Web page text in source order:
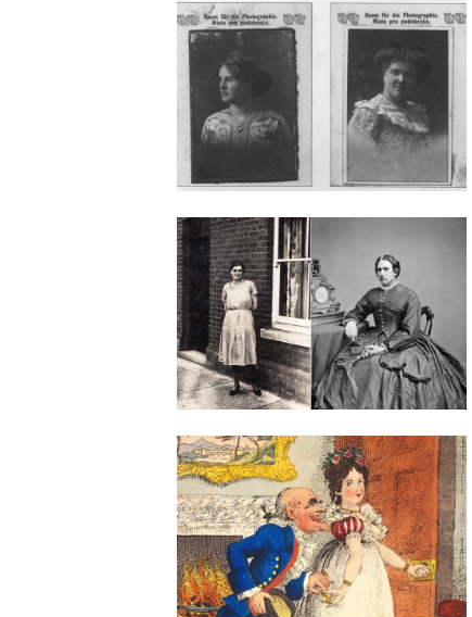
Image
Image
Image